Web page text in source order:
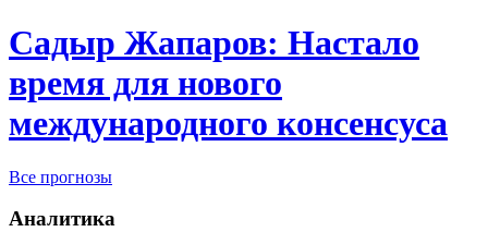
Садыр Жапаров: Настало
время для нового
международного консенсуса
Все прогнозы
Аналитика